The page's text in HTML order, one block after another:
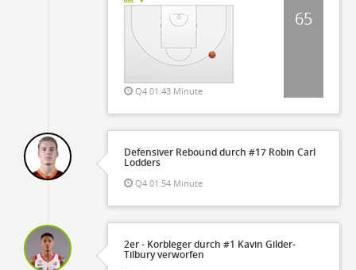
Q4 01:43 Minute
65
Defensiver Rebound durch #17 Robin Carl
Lodders
Q4 01:54 Minute
2er - Korbleger durch #1 Kavin Gilder-
Tilbury verworfen